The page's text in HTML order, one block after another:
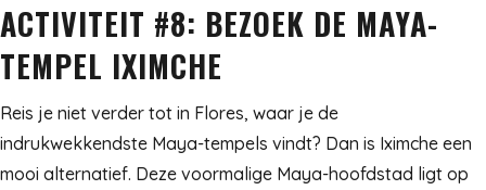
ACTIVITEIT #8: BEZOEK DE MAYA-
TEMPEL IXIMCHE
Reis je niet verder tot in Flores, waar je de
indrukwekkendste Maya-tempels vindt? Dan is Iximche een
mooi alternatief. Deze voormalige Maya-hoofdstad ligt op